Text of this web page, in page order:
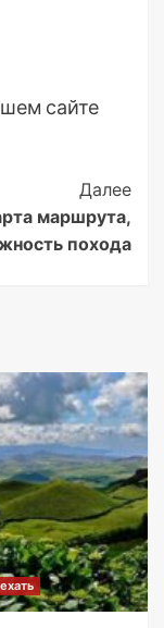
сайте
Далее
маршрута,
похода